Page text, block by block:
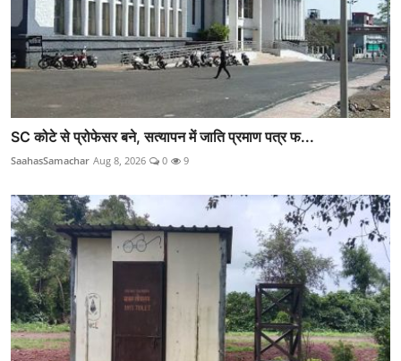
SC कोटे से प्रोफेसर बने, सत्यापन में जाति प्रमाण पत्र फ...
SaahasSamachar Aug 8, 2026 0 9